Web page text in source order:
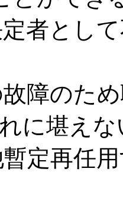
者として
障のため
に堪え
定再任用